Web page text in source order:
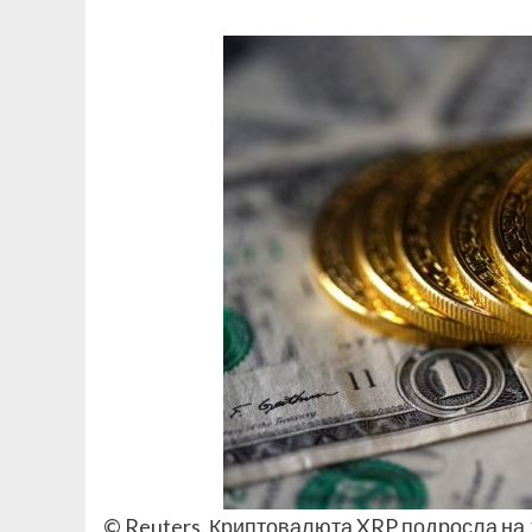
© Reuters. Криптовалюта XRP подросла на